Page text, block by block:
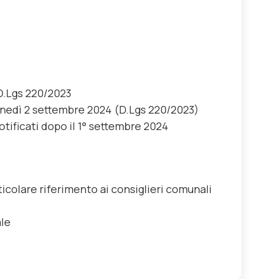
220/2023
2 settembre 2024 (D.Lgs 220/2023)
dopo il 1° settembre 2024
riferimento ai consiglieri comunali